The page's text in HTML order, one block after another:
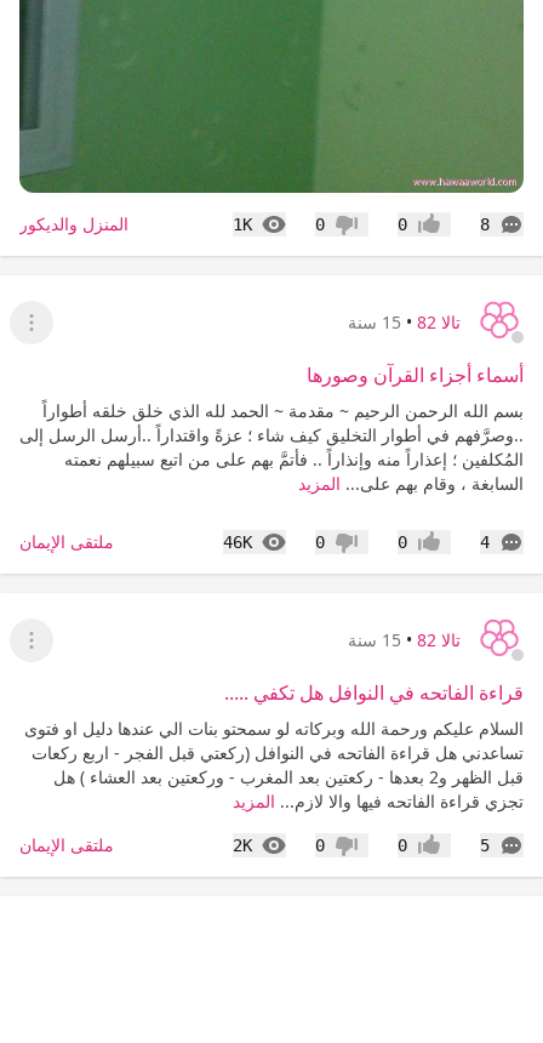
8
التعليقات إعجاب0 عدم إعجاب
0
1K
المشاهدات المنزل والديكور
تالا 82 • 15 سنة
عرض
أسماء أجزاء القرآن وصورها
بسم الله الرحمن الرحيم ~ مقدمة ~ الحمد لله الذي خلق خلقه أطواراً
..وصرَّفهم في أطوار التخليق كيف شاء ؛ عزةً واقتداراً ..أرسل الرسل إلى
المُكلفين ؛ إعذاراً منه وإنذاراً .. فأتمَّ بهم على من اتبع سبيلهم نعمته
السابغة ، وقام بهم على... المزيد
4
التعليقات إعجاب0 عدم إعجاب
0
46K
المشاهدات ملتقى الإيمان
تالا 82 • 15 سنة
عرض
قراءة الفاتحه في النوافل هل تكفي .....
السلام عليكم ورحمة الله وبركاته لو سمحتو بنات الي عندها دليل او فتوى
تساعدني هل قراءة الفاتحه في النوافل (ركعتي قبل الفجر - اربع ركعات
قبل الظهر و2 بعدها - ركعتين بعد المغرب - وركعتين بعد العشاء ) هل
تجزي قراءة الفاتحه فيها والا لازم... المزيد
5
التعليقات إعجاب0 عدم إعجاب
0
2K
المشاهدات ملتقى الإيمان